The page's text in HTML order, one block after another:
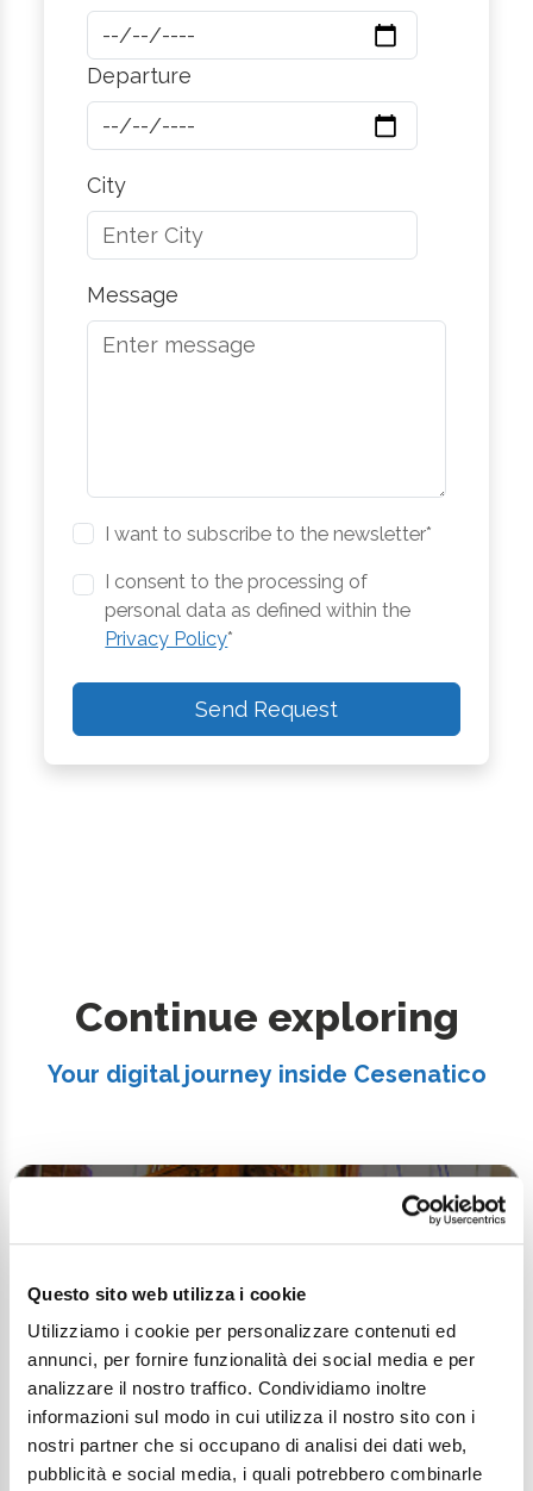
Questo sito web utilizza i cookie
Utilizziamo i cookie per personalizzare contenuti ed
annunci, per fornire funzionalità dei social media e per
analizzare il nostro traffico. Condividiamo inoltre
informazioni sul modo in cui utilizza il nostro sito con i
nostri partner che si occupano di analisi dei dati web,
pubblicità e social media, i quali potrebbero combinarle
Departure
City
Message
I want to subscribe to the newsletter*
I consent to the processing of
personal data as defined within the
Privacy Policy*
Send Request
Continue exploring
Your digital journey inside Cesenatico